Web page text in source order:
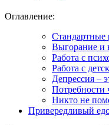
Оглавление:
Стандартные
Выгорание и
Работа с
Работа с
Депрессия –
Потребности
Никто не
Привередливый